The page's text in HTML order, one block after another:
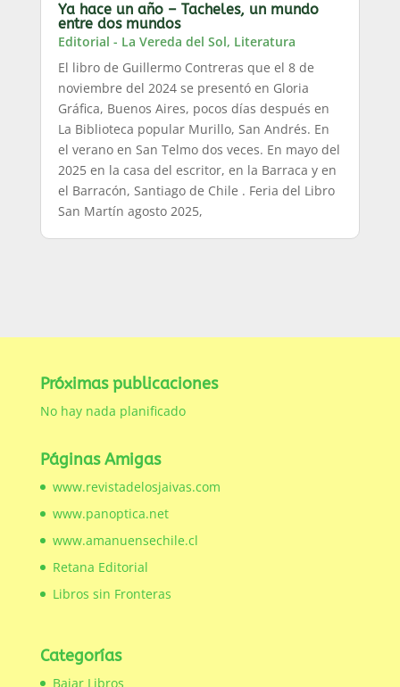
Ya hace un año – Tacheles, un mundo
entre dos mundos
Editorial - La Vereda del Sol, Literatura
El libro de Guillermo Contreras que el 8 de
noviembre del 2024 se presentó en Gloria
Gráfica, Buenos Aires, pocos días después en
La Biblioteca popular Murillo, San Andrés. En
el verano en San Telmo dos veces. En mayo del
2025 en la casa del escritor, en la Barraca y en
el Barracón, Santiago de Chile . Feria del Libro
San Martín agosto 2025,
Próximas publicaciones
No hay nada planificado
Páginas Amigas
www.revistadelosjaivas.com
www.panoptica.net
www.amanuensechile.cl
Retana Editorial
Libros sin Fronteras
Categorías
Bajar Libros